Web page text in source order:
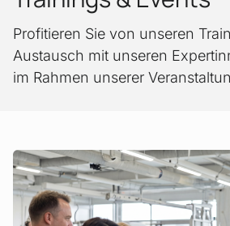
Profitieren Sie von unseren
Austausch mit unseren
im Rahmen unserer
Mehr erfahren!